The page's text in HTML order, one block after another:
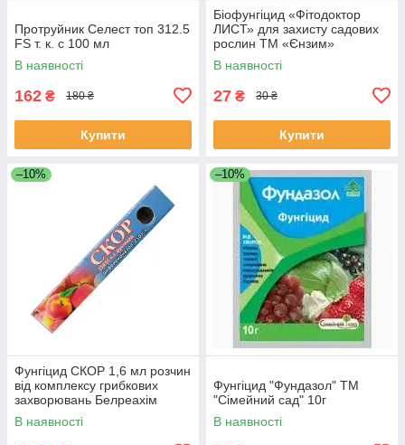
Протруйник Селест топ 312.5
FS т. к. с 100 мл
В наявності
162 ₴ 180 ₴
Купити
Біофунгіцид «Фітодоктор
ЛИСТ» для захисту садових
рослин ТМ «Єнзим»
В наявності
27 ₴ 30 ₴
Купити
–10%
Фунгіцид СКОР 1,6 мл розчин
від комплексу грибкових
захворювань Белреахім
В наявності
–10%
Фунгіцид "Фундазол" ТМ
"Сімейний сад" 10г
В наявності